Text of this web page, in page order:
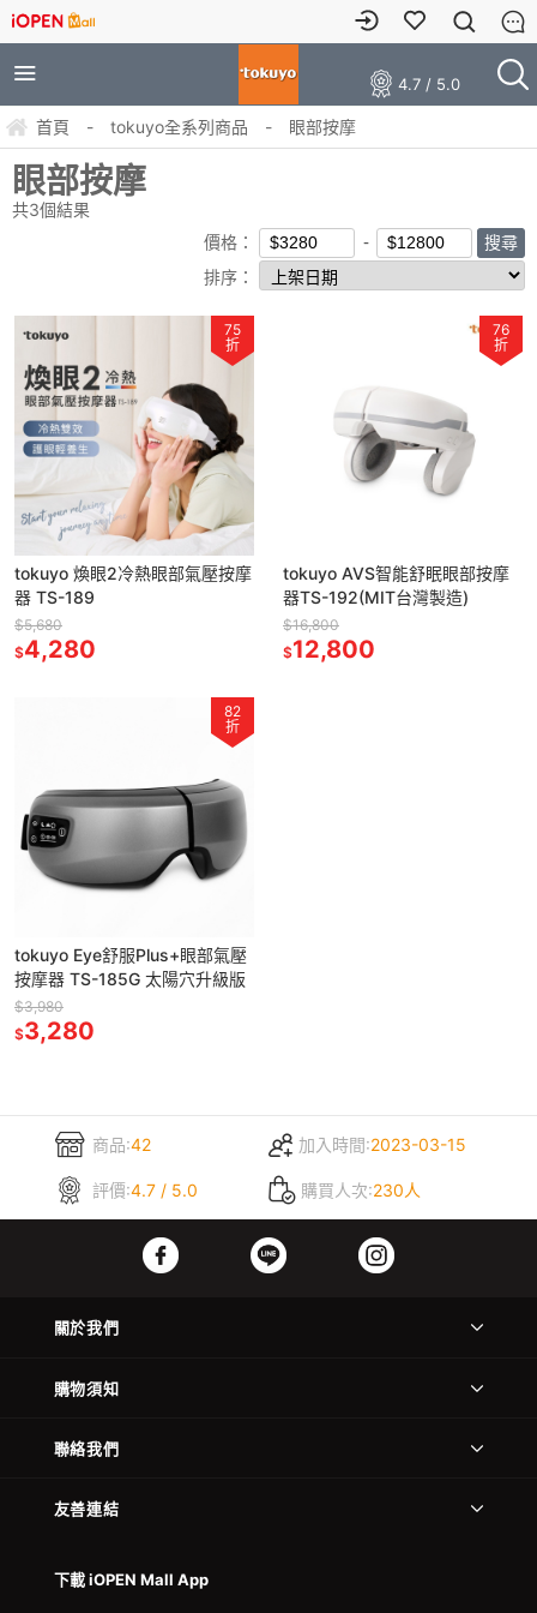
4.7 / 5.0
首頁 - tokuyo全系列商品 - 眼部按摩
眼部按摩
共3個結果
價格：
排序：
75
折
tokuyo 煥眼2冷熱眼部氣壓按摩
器 TS-189
$5,680
$4,280
76
折
tokuyo AVS智能舒眠眼部按摩
器TS-192(MIT台灣製造)
$16,800
$12,800
82
折
tokuyo Eye舒服Plus+眼部氣壓
按摩器 TS-185G 太陽穴升級版
$3,980
$3,280
商品:42 加入時間:2023-03-15
評價:4.7 / 5.0 購買人次:230人
關於我們
購物須知
聯絡我們
友善連結
下載 iOPEN Mall App